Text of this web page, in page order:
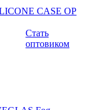
CASE OP
Стать
оптовиком